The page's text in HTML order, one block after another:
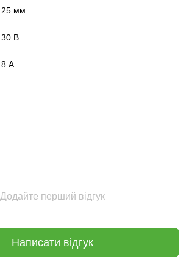
25 мм
30 В
8 А
Додайте перший відгук
Написати відгук